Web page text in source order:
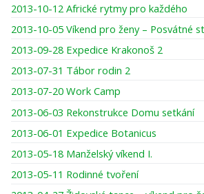
2013-10-12 Africké rytmy pro každého
2013-10-05 Víkend pro ženy – Posvátné
2013-09-28 Expedice Krakonoš 2
2013-07-31 Tábor rodin 2
2013-07-20 Work Camp
2013-06-03 Rekonstrukce Domu setkání
2013-06-01 Expedice Botanicus
2013-05-18 Manželský víkend I.
2013-05-11 Rodinné tvoření